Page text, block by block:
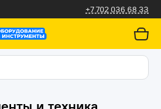
+7 702 036 68 33